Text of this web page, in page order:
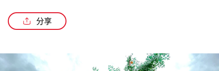
分享